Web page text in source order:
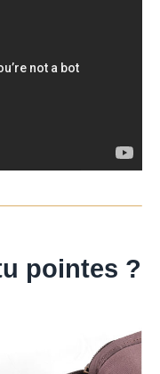
pointes ?